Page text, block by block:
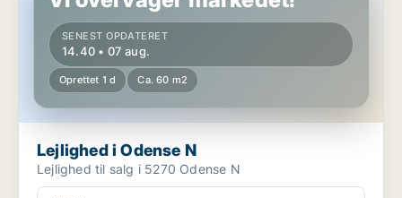
SENEST OPDATERET
14.40 • 07 aug.
Oprettet 1 d Ca. 60 m2
Lejlighed i Odense N
Lejlighed til salg i 5270 Odense N